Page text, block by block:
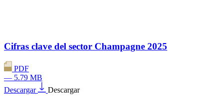
Cifras clave del sector Champagne 2025
PDF
— 5.79 MB
Descargar
Descargar